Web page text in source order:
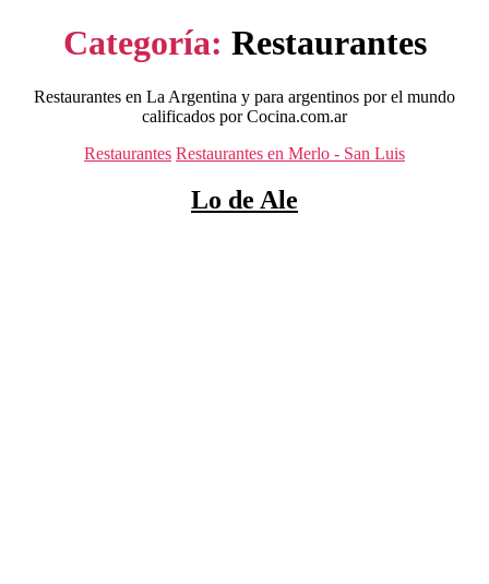
Categoría: Restaurantes
Restaurantes en La Argentina y para argentinos por el mundo
calificados por Cocina.com.ar
Categorías
Restaurantes Restaurantes en Merlo - San Luis
Lo de Ale